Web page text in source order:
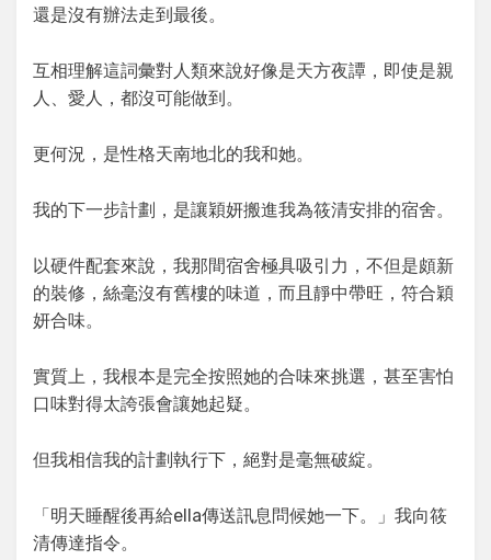
還是沒有辦法走到最後。
互相理解這詞彙對人類來說好像是天方夜譚，即使是親
人、愛人，都沒可能做到。
更何況，是性格天南地北的我和她。
我的下一步計劃，是讓穎妍搬進我為筱清安排的宿舍。
以硬件配套來說，我那間宿舍極具吸引力，不但是頗新
的裝修，絲毫沒有舊樓的味道，而且靜中帶旺，符合穎
妍合味。
實質上，我根本是完全按照她的合味來挑選，甚至害怕
口味對得太誇張會讓她起疑。
但我相信我的計劃執行下，絕對是毫無破綻。
「明天睡醒後再給ella傳送訊息問候她一下。」我向筱
清傳達指令。